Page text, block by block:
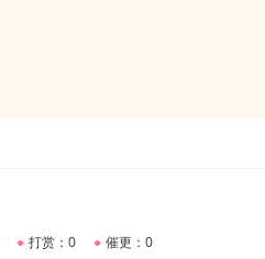
● 打赏：0 ● 催更：0